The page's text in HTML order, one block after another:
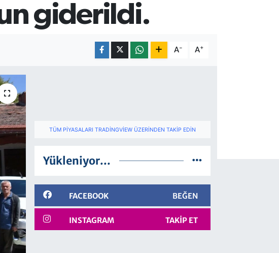
giderildi.
A- A+
TÜM PIYASALARI TRADINGVIEW ÜZERINDEN TAKIP EDIN
Yükleniyor...
FACEBOOK BEĞEN
INSTAGRAM TAKIP ET